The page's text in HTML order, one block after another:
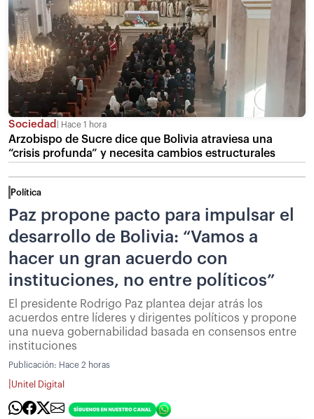
Sociedad Hace 1 hora
Arzobispo de Sucre dice que Bolivia atraviesa una
“crisis profunda” y necesita cambios estructurales
Política
Paz propone pacto para impulsar el
desarrollo de Bolivia: “Vamos a
hacer un gran acuerdo con
instituciones, no entre políticos”
El presidente Rodrigo Paz plantea dejar atrás los
acuerdos entre líderes y dirigentes políticos y propone
una nueva gobernabilidad basada en consensos entre
instituciones
Publicación: Hace 2 horas
Unitel Digital